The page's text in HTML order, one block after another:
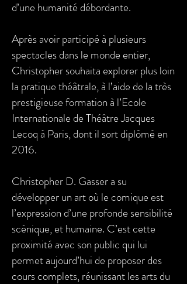
d’une humanité débordante.
Après avoir participé à plusieurs
spectacles dans le monde entier,
Christopher souhaita explorer plus loin
la pratique théâtrale, à l’aide de la très
prestigieuse formation à l’Ecole
Internationale de Théâtre Jacques
Lecoq à Paris, dont il sort diplômé en
2016.
Christopher D. Gasser a su
développer un art où le comique est
l’expression d’une profonde sensibilité
scénique, et humaine. C’est cette
proximité avec son public qui lui
permet aujourd’hui de proposer des
cours complets, réunissant les arts du